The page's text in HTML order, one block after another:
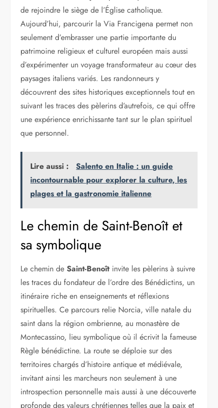
de rejoindre le siège de l’Église catholique.
Aujourd’hui, parcourir la Via Francigena permet non
seulement d’embrasser une partie importante du
patrimoine religieux et culturel européen mais aussi
d’expérimenter un voyage transformateur au cœur des
paysages italiens variés. Les randonneurs y
découvrent des sites historiques exceptionnels tout en
suivant les traces des pèlerins d’autrefois, ce qui offre
une expérience enrichissante tant sur le plan spirituel
que personnel.
Lire aussi :
Salento en Italie : un guide
incontournable pour explorer la culture, les
plages et la gastronomie italienne
Le chemin de Saint-Benoît et
sa symbolique
Le chemin deSaint-Benoît invite les pèlerins à suivre
les traces du fondateur de l’ordre des Bénédictins, un
itinéraire riche en enseignements et réflexions
spirituelles. Ce parcours relie Norcia, ville natale du
saint dans la région ombrienne, au monastère de
Montecassino, lieu symbolique où il écrivit la fameuse
Règle bénédictine. La route se déploie sur des
territoires chargés d’histoire antique et médiévale,
invitant ainsi les marcheurs non seulement à une
introspection personnelle mais aussi à une découverte
profonde des valeurs chrétiennes telles que la paix et